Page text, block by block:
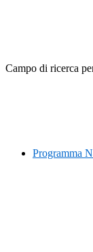
Campo di ricerca
Programma